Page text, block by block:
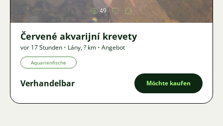
49
Červené akvarijní krevety
vor 17 Stunden • Lány,? km • Angebot
Aquarienfische
Verhandelbar Möchte kaufen